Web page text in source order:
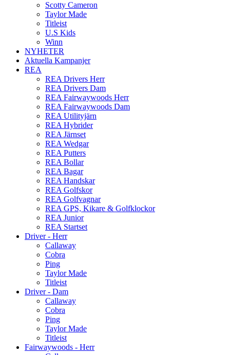
Scotty Cameron
Taylor Made
Titleist
U.S Kids
Winn
NYHETER
Aktuella Kampanjer
REA
REA Drivers Herr
REA Drivers Dam
REA Fairwaywoods Herr
REA Fairwaywoods Dam
REA Utilityjärn
REA Hybrider
REA Järnset
REA Wedgar
REA Putters
REA Bollar
REA Bagar
REA Handskar
REA Golfskor
REA Golfvagnar
REA GPS, Kikare & Golfklockor
REA Junior
REA Startset
Driver - Herr
Callaway
Cobra
Ping
Taylor Made
Titleist
Driver - Dam
Callaway
Cobra
Ping
Taylor Made
Titleist
Fairwaywoods - Herr